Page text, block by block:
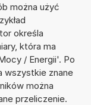
można użyć
określa
która ma
/ Energii'. Po
wszystkie znane
można
przeliczenie.